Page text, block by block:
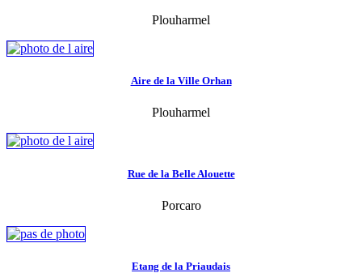
Plouharmel
Aire de la Ville Orhan
Plouharmel
Rue de la Belle Alouette
Porcaro
Etang de la Priaudais